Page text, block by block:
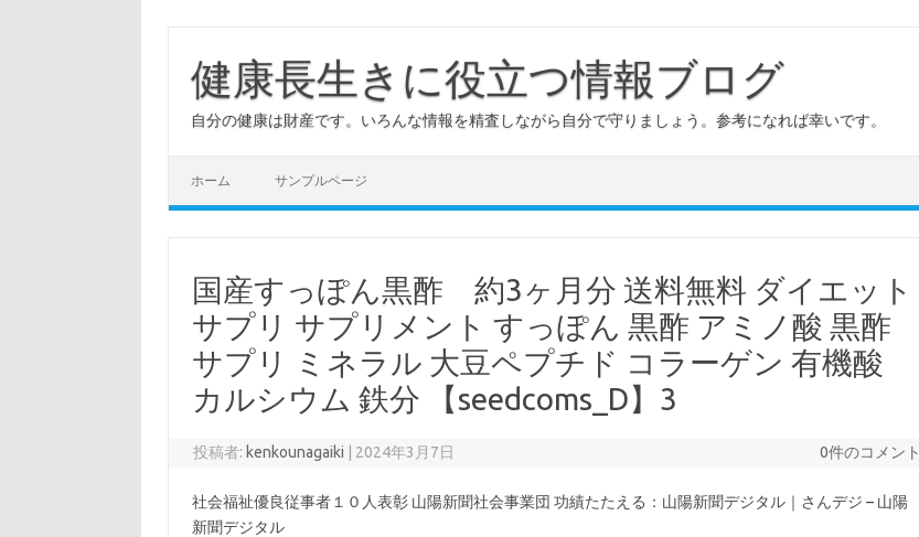
健康長生きに役立つ情報ブログ
自分の健康は財産です。いろんな情報を精査しながら自分で守りましょう。参考になれば幸いです。
ホーム サンプルページ
国産すっぽん黒酢 約3ヶ月分 送料無料 ダイエット
サプリ サプリメント すっぽん 黒酢 アミノ酸 黒酢
サプリ ミネラル 大豆ペプチド コラーゲン 有機酸
カルシウム 鉄分 【seedcoms_D】3
投稿者: kenkounagaiki 2024年3月7日 0件のコメント
社会福祉優良従事者１０人表彰 山陽新聞社会事業団 功績たたえる：山陽新聞デジタル｜さんデジ – 山陽
新聞デジタル